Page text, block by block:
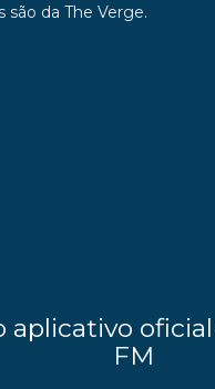
são da The Verge.
aplicativo
FM